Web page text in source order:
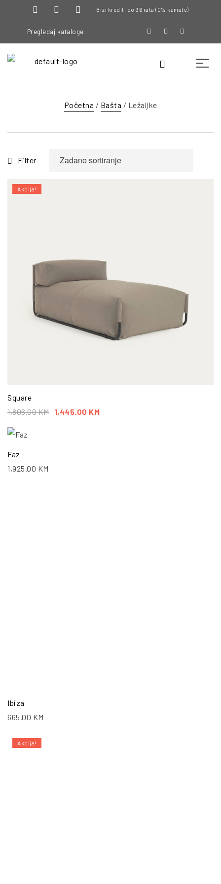
Brzi krediti do 36 rata (0% kamate)
Pregledaj kataloge
Početna / Bašta / Ležaljke
Filter
Akcija!
Square
1,806.00KM 1,445.00 KM
Faz
1,925.00 KM
Ibiza
665.00 KM
Akcija!